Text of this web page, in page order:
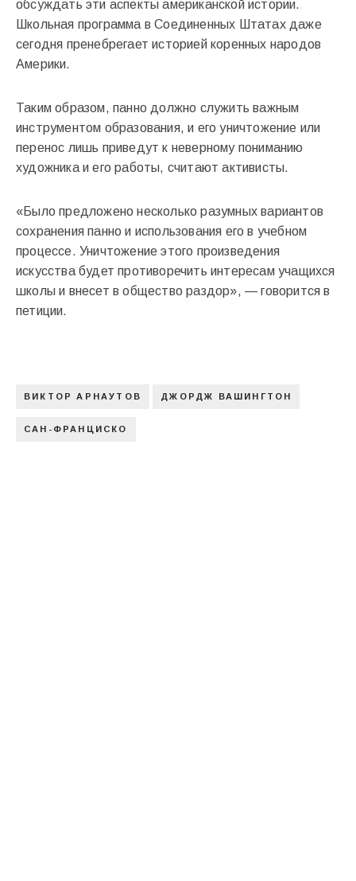
обсуждать эти аспекты американской истории.
Школьная программа в Соединенных Штатах даже
сегодня пренебрегает историей коренных народов
Америки.
Таким образом, панно должно служить важным
инструментом образования, и его уничтожение или
перенос лишь приведут к неверному пониманию
художника и его работы, считают активисты.
«Было предложено несколько разумных вариантов
сохранения панно и использования его в учебном
процессе. Уничтожение этого произведения
искусства будет противоречить интересам учащихся
школы и внесет в общество раздор», — говорится в
петиции.
ВИКТОР АРНАУТОВ ДЖОРДЖ ВАШИНГТОН
САН-ФРАНЦИСКО